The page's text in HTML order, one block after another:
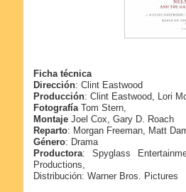
Ficha técnica
Dirección: Clint Eastwood
Producción: Clint Eastwood, Lori
Fotografía Tom Stern,
Montaje Joel Cox, Gary D. Roach
Reparto: Morgan Freeman, Matt
Género: Drama
Productora: Spyglass
Productions,
Distribución: Warner Bros. Pictures